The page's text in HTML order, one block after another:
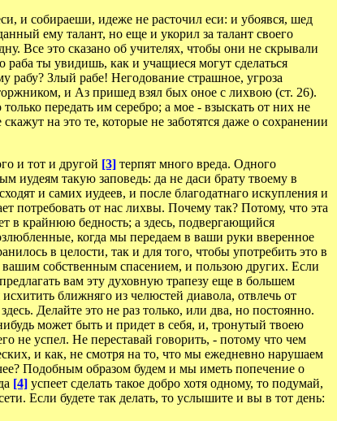
и собираеши, идеже не расточил еси: и убоявся, шед
ему талант, но еще и укорил за талант своего
Все это сказано об учителях, чтобы они не скрывали
ты увидишь, как и учащиеся могут сделаться
рабу? Злый рабе! Негодование страшное, угроза
и Аз пришед взял бых оное с лихвою (ст. 26).
передать им серебро; а мое - взыскать от них не
на это те, которые не заботятся даже о сохранении
и тот и другой [3] терпят много вреда. Одного
иудеям такую заповедь: да не даси брату твоему в
и самих иудеев, и после благодатнаго искупления и
потребовать от нас лихвы. Почему так? Потому, что эта
в крайнюю бедность; а здесь, подвергающийся
когда мы передаем в ваши руки вверенное
в целости, так и для того, чтобы употребить это в
вашим собственным спасением, и пользою других. Если
вам эту духовную трапезу еще в большем
ближняго из челюстей диавола, отвлечь от
Делайте это не раз только, или два, но постоянно.
может быть и придет в себя, и, тронутый твоею
не успел. Не переставай говорить, - потому что чем
и как, не смотря на то, что мы ежедневно нарушаем
Подобным образом будем и мы иметь попечение о
[4] успеет сделать такое добро хотя одному, то подумай,
Если будете так делать, то услышите и вы в тот день: